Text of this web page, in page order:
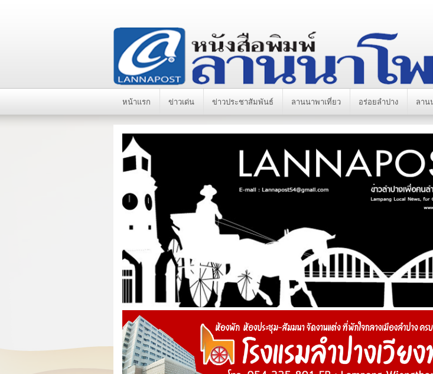
หน้าแรก ข่าวเด่น ข่าวประชาสัมพันธ์ ลานนาพาเที่ยว อร่อยลำปาง ลาน